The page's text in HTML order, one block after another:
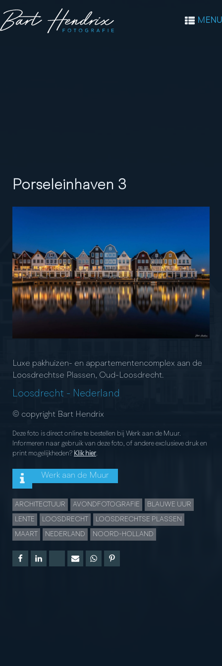
MENU
Porseleinhaven 3
Luxe pakhuizen- en appartementencomplex aan de
Loosdrechtse Plassen, Oud-Loosdrecht.
Loosdrecht - Nederland
© copyright Bart Hendrix
Deze foto is direct online te bestellen bij Werk aan de Muur.
Informeren naar gebruik van deze foto, of andere exclusieve druk en
print mogelijkheden? Klik hier.
Werk aan de Muur
ARCHITECTUUR AVONDFOTOGRAFIE BLAUWE UUR
LENTE LOOSDRECHT LOOSDRECHTSE PLASSEN
MAART NEDERLAND NOORD-HOLLAND